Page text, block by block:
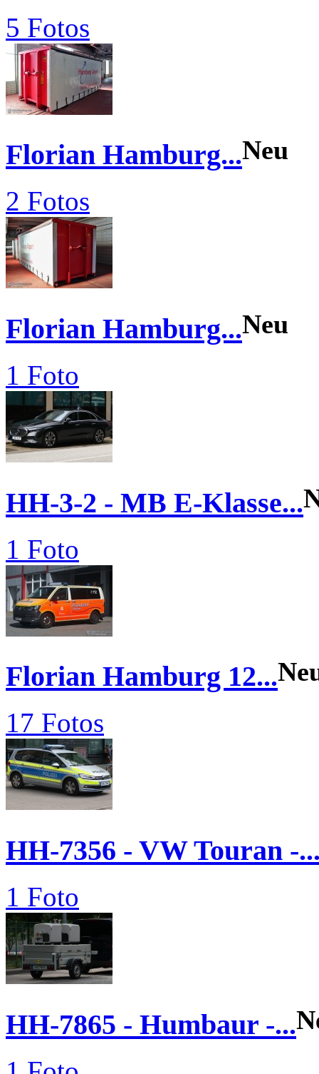
5 Fotos
Florian Hamburg...Neu
2 Fotos
Florian Hamburg...Neu
1 Foto
HH-3-2 - MB E-Klasse...
1 Foto
Florian Hamburg 12...
17 Fotos
HH-7356 - VW Touran -
1 Foto
HH-7865 - Humbaur -...